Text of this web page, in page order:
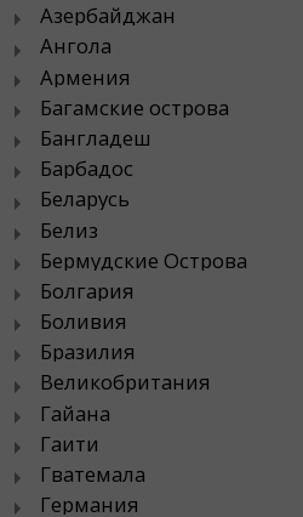
Азербайджан
Ангола
Армения
Багамские острова
Бангладеш
Барбадос
Беларусь
Белиз
Бермудские Острова
Болгария
Боливия
Бразилия
Великобритания
Гайана
Гаити
Гватемала
Германия